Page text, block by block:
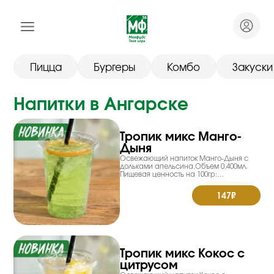
Пицца Бургеры Комбо Закуски
Напитки в Ангарске
Тропик микс Манго-
Дыня
Освежающий напиток Манго-Дыня с
дольками апельсина.Объем 0,400мл.
Пищевая ценность на 100гр:
147₽
Тропик микс Кокос с
цитрусом